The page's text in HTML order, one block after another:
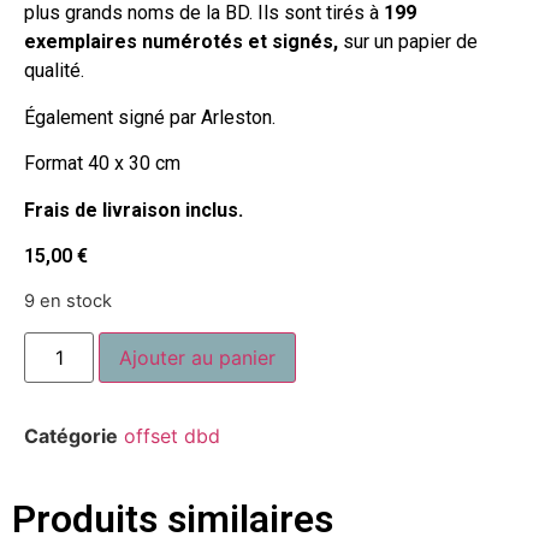
plus grands noms de la BD. Ils sont tirés à 199
exemplaires numérotés et signés, sur un papier de
qualité.
Également signé par Arleston.
Format 40 x 30 cm
Frais de livraison inclus.
15,00 €
9 en stock
Ajouter au panier
Catégorie offset dbd
Produits similaires